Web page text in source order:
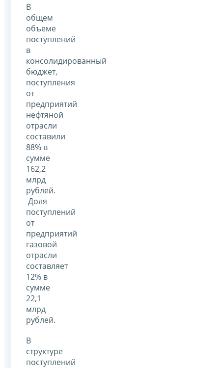
В
общем
объеме
поступлений
в
консолидированный
бюджет,
поступления
от
предприятий
нефтяной
отрасли
составили
88% в
сумме
162,2
млрд
рублей.
Доля
поступлений
от
предприятий
газовой
отрасли
составляет
12% в
сумме
22,1
млрд
рублей.
В
структуре
поступлений